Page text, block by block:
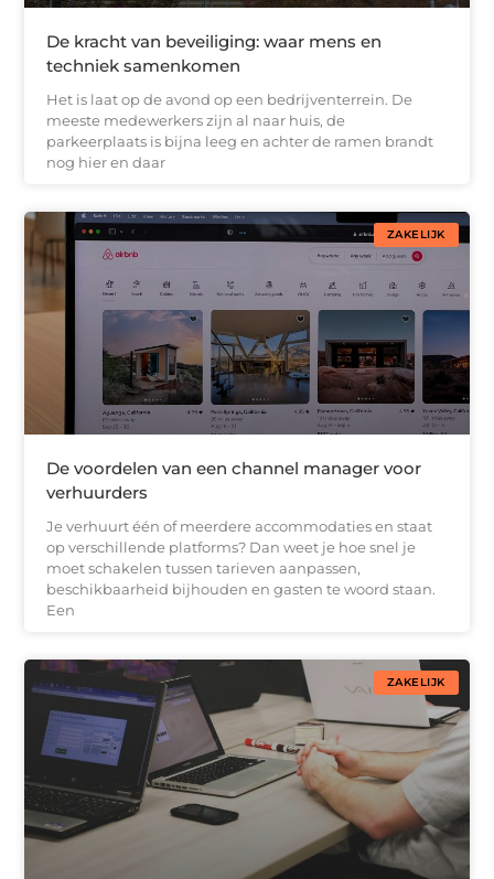
De kracht van beveiliging: waar mens en
techniek samenkomen
Het is laat op de avond op een bedrijventerrein. De
meeste medewerkers zijn al naar huis, de
parkeerplaats is bijna leeg en achter de ramen brandt
nog hier en daar
ZAKELIJK
De voordelen van een channel manager voor
verhuurders
Je verhuurt één of meerdere accommodaties en staat
op verschillende platforms? Dan weet je hoe snel je
moet schakelen tussen tarieven aanpassen,
beschikbaarheid bijhouden en gasten te woord staan.
Een
ZAKELIJK